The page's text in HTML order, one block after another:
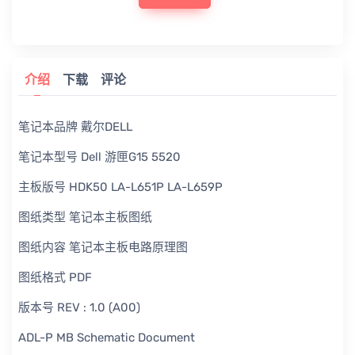
介绍 下载 评论
笔记本品牌 戴尔DELL
笔记本型号 Dell 游匣G15 5520
主板版号 HDK50 LA-L651P LA-L659P
图纸类型 笔记本主板图纸
图纸内容 笔记本主板电路原理图
图纸格式 PDF
版本号 REV : 1.0 (A00)
ADL-P MB Schematic Document